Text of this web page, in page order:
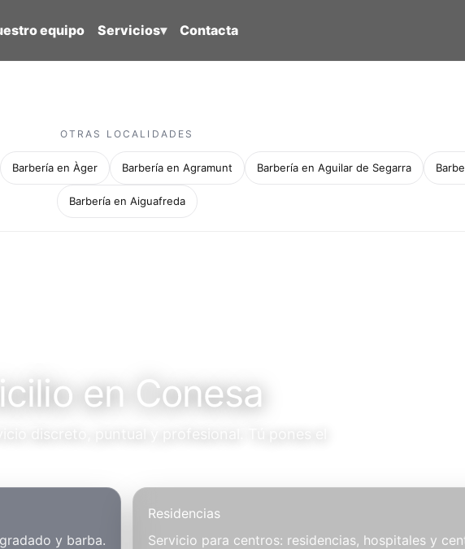
equipo Servicios▾ Contacta
OTRAS LOCALIDADES
Barbería en Àger Barbería en Agramunt Barbería en Aguilar de Segarra
Barbería en Aiguafreda
en Conesa
discreto, puntual y profesional. Tú pones el
y barba.
Residencias
Servicio para centros: residencias, hospitales y